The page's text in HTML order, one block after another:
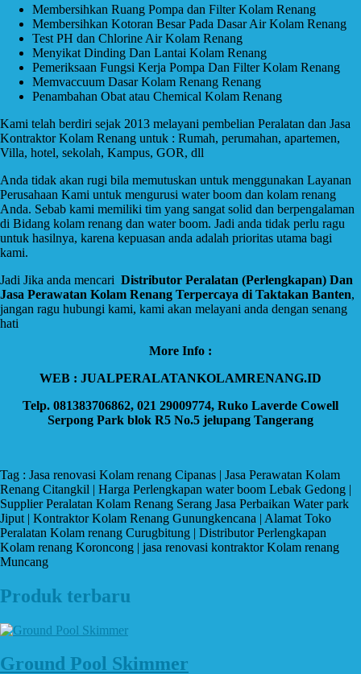
Membersihkan Ruang Pompa dan Filter Kolam Renang
Membersihkan Kotoran Besar Pada Dasar Air Kolam Renang
Test PH dan Chlorine Air Kolam Renang
Menyikat Dinding Dan Lantai Kolam Renang
Pemeriksaan Fungsi Kerja Pompa Dan Filter Kolam Renang
Memvaccuum Dasar Kolam Renang Renang
Penambahan Obat atau Chemical Kolam Renang
Kami telah berdiri sejak 2013 melayani pembelian Peralatan dan Jasa
Kontraktor Kolam Renang untuk : Rumah, perumahan, apartemen,
Villa, hotel, sekolah, Kampus, GOR, dll
Anda tidak akan rugi bila memutuskan untuk menggunakan Layanan
Perusahaan Kami untuk mengurusi water boom dan kolam renang
Anda. Sebab kami memiliki tim yang sangat solid dan berpengalaman
di Bidang kolam renang dan water boom. Jadi anda tidak perlu ragu
untuk hasilnya, karena kepuasan anda adalah prioritas utama bagi
kami.
Jadi Jika anda mencari Distributor Peralatan (Perlengkapan) Dan
Jasa Perawatan Kolam Renang Terpercaya di Taktakan Banten,
jangan ragu hubungi kami, kami akan melayani anda dengan senang
hati
More Info :
WEB : JUALPERALATANKOLAMRENANG.ID
Telp. 081383706862, 021 29009774, Ruko Laverde Cowell
Serpong Park blok R5 No.5 jelupang Tangerang
Tag : Jasa renovasi Kolam renang Cipanas | Jasa Perawatan Kolam
Renang Citangkil | Harga Perlengkapan water boom Lebak Gedong |
Supplier Peralatan Kolam Renang Serang Jasa Perbaikan Water park
Jiput | Kontraktor Kolam Renang Gunungkencana | Alamat Toko
Peralatan Kolam renang Curugbitung | Distributor Perlengkapan
Kolam renang Koroncong | jasa renovasi kontraktor Kolam renang
Muncang
Produk terbaru
Ground Pool Skimmer